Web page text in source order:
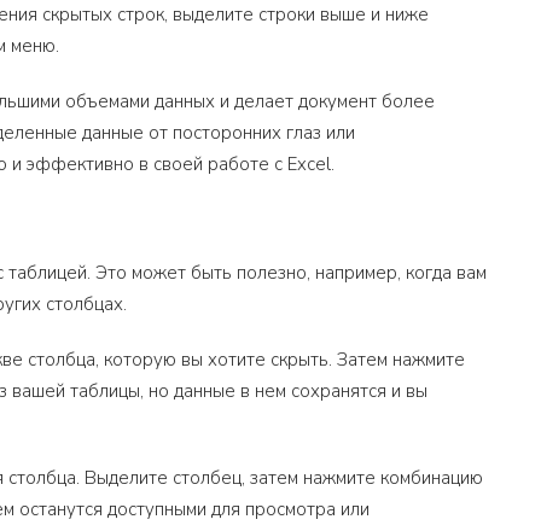
скрытых строк, выделите строки выше и ниже
меню.
объемами данных и делает документ более
данные от посторонних глаз или
и эффективно в своей работе с Excel.
Это может быть полезно, например, когда вам
столбцах.
столбца, которую вы хотите скрыть. Затем нажмите
таблицы, но данные в нем сохранятся и вы
Выделите столбец, затем нажмите комбинацию
останутся доступными для просмотра или